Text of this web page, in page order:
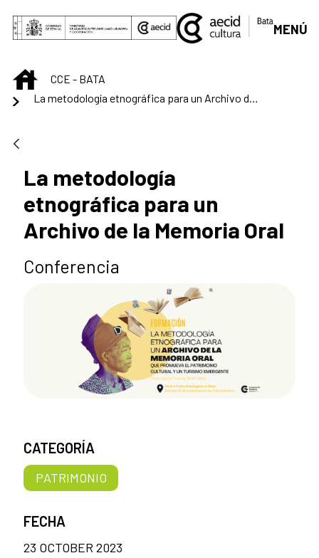
Skip to Main Content
MENÚ
INICIOCCE - BATA
La metodología etnográfica para un Archivo de la Memoria Oral
La metodología
etnográfica para un
Archivo de la Memoria Oral
Conferencia
CATEGORÍA
PATRIMONIO
FECHA
23 OCTOBER 2023